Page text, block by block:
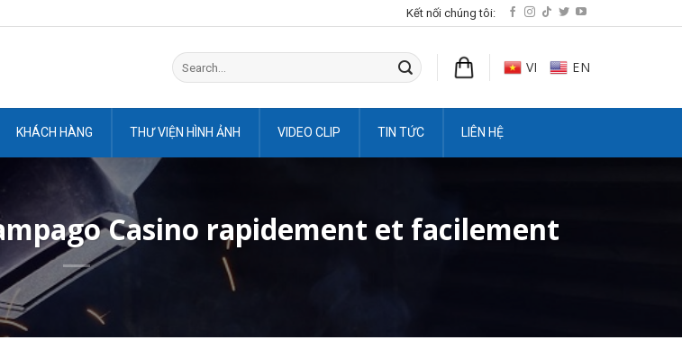
Kết nối chúng tôi:
Search
for:
VI EN
KHÁCH HÀNG THƯ VIỆN HÌNH ẢNH VIDEO CLIP TIN TỨC LIÊN HỆ
Casino rapidement et facilement